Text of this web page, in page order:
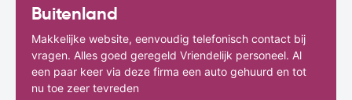
Buitenland
Makkelijke website, eenvoudig telefonisch contact bij
vragen. Alles goed geregeld Vriendelijk personeel. Al
een paar keer via deze firma een auto gehuurd en tot
nu toe zeer tevreden